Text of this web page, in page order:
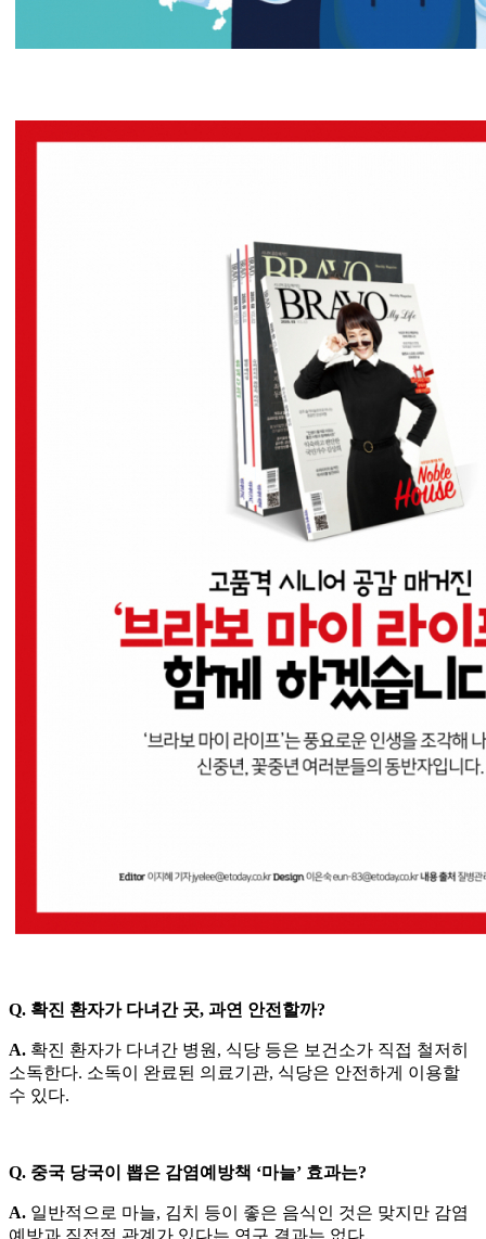
Q. 확진 환자가 다녀간 곳, 과연 안전할까?
A. 확진 환자가 다녀간 병원, 식당 등은 보건소가 직접 철저히
소독한다. 소독이 완료된 의료기관, 식당은 안전하게 이용할
수 있다.
Q. 중국 당국이 뽑은 감염예방책 ‘마늘’ 효과는?
A. 일반적으로 마늘, 김치 등이 좋은 음식인 것은 맞지만 감염